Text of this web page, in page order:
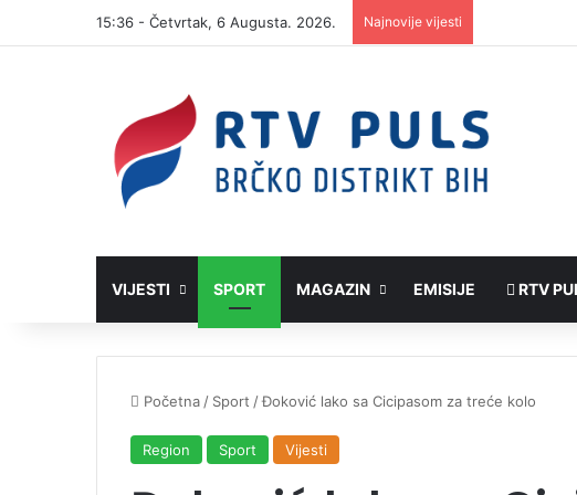
15:36 - Četvrtak, 6 Augusta. 2026. Najnovije vijesti
VIJESTI SPORT MAGAZIN EMISIJE RTV
Početna / Sport /Đoković lako sa Cicipasom za treće kolo
Region Sport Vijesti